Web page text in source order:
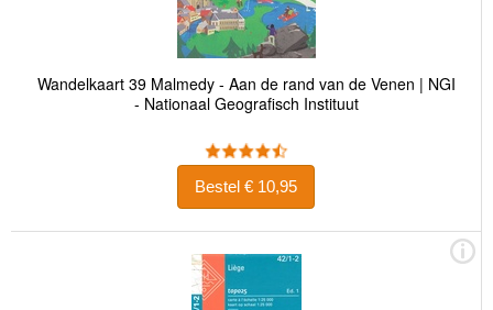
Wandelkaart 39 Malmedy - Aan de rand van de Venen | NGI
- Nationaal Geografisch Instituut
Bestel € 10,95